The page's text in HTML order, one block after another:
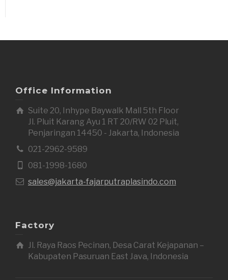
Office Information
Suite 20, Inhype Baywalk Mall 5th Floor
Jl. Pluit Karang Ayu 1 RT 20/RW 02 Pluit,
Penjaringan 14450 - Jakarta, Indonesia
021-2962-9589
081-1998-1680
sales@jakarta-fajarputraplasindo.com
Factory
Jl. Raya Raos Pecinan, Desa Carat Kejapanan –
Kabupaten Pasuruan East Java, Indonesia